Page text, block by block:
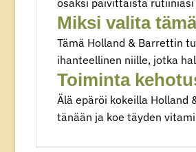
Miksi valita
Tämä Holland & Barrettin
ihanteellinen niille, jotka
Toiminta
Älä epäröi kokeilla Holland
tänään ja koe täyden